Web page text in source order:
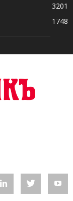
3201
1748